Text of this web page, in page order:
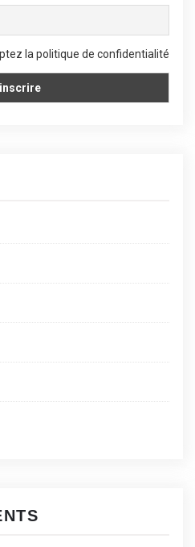
la politique de confidentialité